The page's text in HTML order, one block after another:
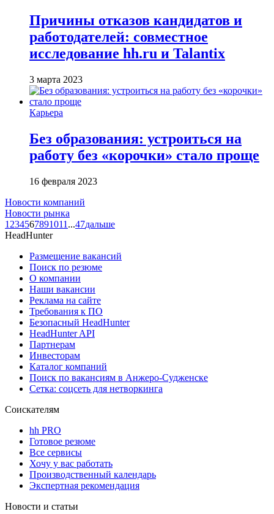
Причины отказов кандидатов и
работодателей: совместное
исследование hh.ru и Talantix
3 марта 2023
Карьера
Без образования: устроиться на
работу без «корочки» стало проще
16 февраля 2023
Новости компаний
Новости рынка
1 234567891011 ...47дальше
HeadHunter
Размещение вакансий
Поиск по резюме
О компании
Наши вакансии
Реклама на сайте
Требования к ПО
Безопасный HeadHunter
HeadHunter API
Партнерам
Инвесторам
Каталог компаний
Поиск по вакансиям в Анжеро-Судженске
Сетка: соцсеть для нетворкинга
Соискателям
hh PRO
Готовое резюме
Все сервисы
Хочу у вас работать
Производственный календарь
Экспертная рекомендация
Новости и статьи